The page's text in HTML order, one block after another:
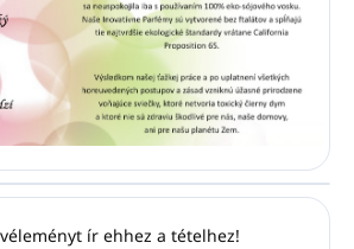
ír ehhez a tételhez!